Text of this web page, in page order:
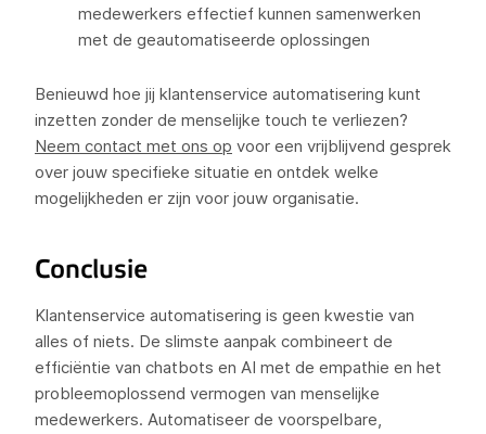
medewerkers effectief kunnen samenwerken
met de geautomatiseerde oplossingen
Benieuwd hoe jij klantenservice automatisering kunt
inzetten zonder de menselijke touch te verliezen?
Neem contact met ons op voor een vrijblijvend gesprek
over jouw specifieke situatie en ontdek welke
mogelijkheden er zijn voor jouw organisatie.
Conclusie
Klantenservice automatisering is geen kwestie van
alles of niets. De slimste aanpak combineert de
efficiëntie van chatbots en AI met de empathie en het
probleemoplossend vermogen van menselijke
medewerkers. Automatiseer de voorspelbare,